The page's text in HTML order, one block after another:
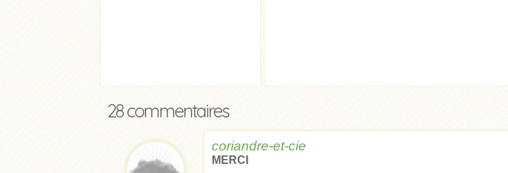
28 commentaires
coriandre-et-cie
MERCI